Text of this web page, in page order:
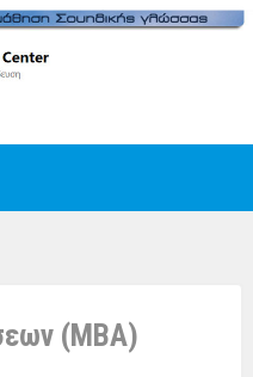
(MBA)